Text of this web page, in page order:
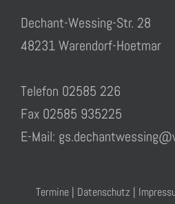
Dechant-Wessing-Str. 28
48231 Warendorf-Hoetmar
Telefon 02585 226
Fax 02585 935225
E-Mail:
Termine| Datenschutz |